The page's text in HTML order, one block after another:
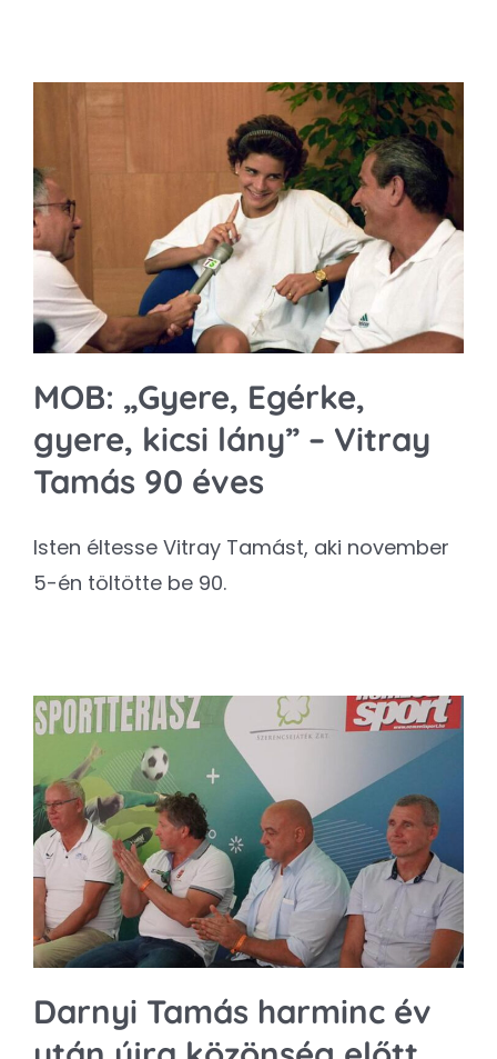
MOB: „Gyere, Egérke,
gyere, kicsi lány” – Vitray
Tamás 90 éves
Isten éltesse Vitray Tamást, aki november
5-én töltötte be 90.
Darnyi Tamás harminc év